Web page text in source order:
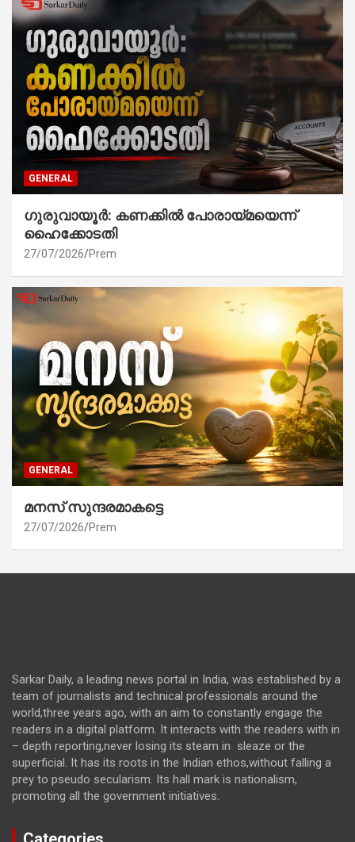
GENERAL
ഗുരുവായൂർ: കണക്കിൽ പോരായ്മയെന്ന്
ഹൈക്കോടതി
27/07/2026 Prem
GENERAL
മനസ് സുന്ദരമാകട്ടെ
27/07/2026 Prem
Sarkar Daily, a leading news portal in India, was established by a
team of journalists and technical professionals around the
world,three years ago, with an aim to constantly engage the
readers in a digital platform. It interacts with the readers with in
– depth reporting,never losing its steam in sleaze or the
superficial. It has its roots in the Indian ethos,without falling a
prey to pseudo secularism. Its hall mark is nationalism,
promoting all the government initiatives.